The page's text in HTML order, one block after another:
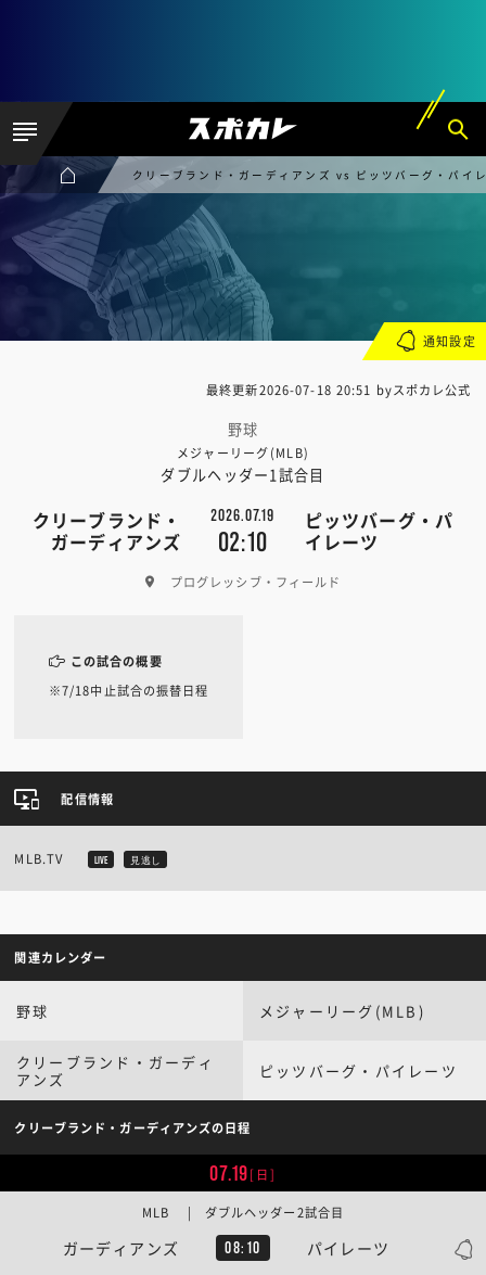
クリーブランド・ガーディアンズ vs ピッツバーグ・パイ
最終更新2026-07-18 20:51 byスポカレ公式
野球
メジャーリーグ(MLB)
ダブルヘッダー1試合目
クリーブランド・
ガーディアンズ
2026.07.19
02:10
ピッツバーグ・パ
イレーツ
プログレッシブ・フィールド
通知設定
この試合の概要
※7/18中止試合の振替日程
配信情報
MLB.TV LIVE 見逃し
関連カレンダー
野球 メジャーリーグ(MLB)
クリーブランド・ガーディ
アンズ
ピッツバーグ・パイレーツ
クリーブランド・ガーディアンズの日程
07.19[日]
ガーディアンズ 08:10 パイレーツ
MLB | ダブルヘッダー2試合目